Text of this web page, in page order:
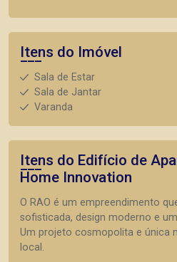
Itens do Imóvel
Sala de Estar
Sala de Jantar
Varanda
Itens do Edifício de
Home Innovation
O RAO é um empreendimento
sofisticada, design moderno e
Um projeto cosmopolita e única
local.